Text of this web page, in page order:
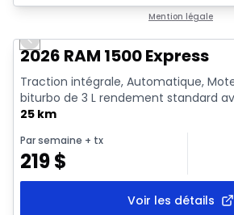
Mention légale
Previous slide
2026 RAM 1500 Express
Traction intégrale, Automatique,
biturbo de 3 L rendement standard
25 km
Par semaine + tx
219$
Voir les détails